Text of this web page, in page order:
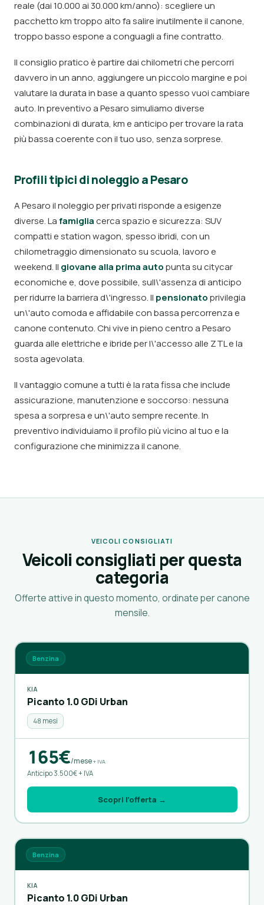
reale (dai 10.000 ai 30.000 km/anno): scegliere un
pacchetto km troppo alto fa salire inutilmente il canone,
troppo basso espone a conguagli a fine contratto.
Il consiglio pratico è partire dai chilometri che percorri
davvero in un anno, aggiungere un piccolo margine e poi
valutare la durata in base a quanto spesso vuoi cambiare
auto. In preventivo a Pesaro simuliamo diverse
combinazioni di durata, km e anticipo per trovare la rata
più bassa coerente con il tuo uso, senza sorprese.
Profili tipici di noleggio a Pesaro
A Pesaro il noleggio per privati risponde a esigenze
diverse. Lafamigliacerca spazio e sicurezza: SUV
compatti e station wagon, spesso ibridi, con un
chilometraggio dimensionato su scuola, lavoro e
weekend. Il giovane alla prima autopunta su citycar
economiche e, dove possibile, sull\'assenza di anticipo
per ridurre la barriera d\'ingresso. Il pensionatoprivilegia
un\'auto comoda e affidabile con bassa percorrenza e
canone contenuto. Chi vive in pieno centro a Pesaro
guarda alle elettriche e ibride per l\'accesso alle ZTL e la
sosta agevolata.
Il vantaggio comune a tutti è la rata fissa che include
assicurazione, manutenzione e soccorso: nessuna
spesa a sorpresa e un\'auto sempre recente. In
preventivo individuiamo il profilo più vicino al tuo e la
configurazione che minimizza il canone.
VEICOLI CONSIGLIATI
Veicoli consigliati per questa
categoria
Offerte attive in questo momento, ordinate per canone
mensile.
Benzina
KIA
Picanto 1.0 GDi Urban
48 mesi
165€/mese+ IVA
Anticipo 3.500€ + IVA
Scopri l’offerta →
Benzina
KIA
Picanto 1.0 GDi Urban